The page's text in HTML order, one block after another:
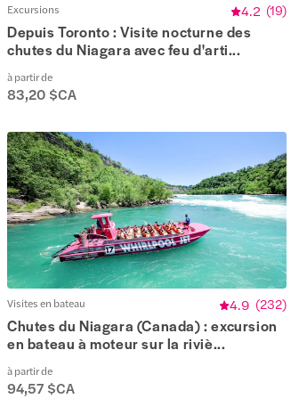
Excursions 4.2 (19)
Depuis Toronto : Visite nocturne des
chutes du Niagara avec feu d'arti...
à partir de
83,20 $CA
Visites en bateau 4.9 (232)
Chutes du Niagara (Canada) : excursion
en bateau à moteur sur la riviè...
à partir de
94,57 $CA